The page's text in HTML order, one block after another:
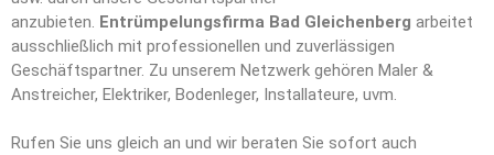
anzubieten. Entrümpelungsfirma Bad Gleichenberg arbeitet
ausschließlich mit professionellen und zuverlässigen
Geschäftspartner. Zu unserem Netzwerk gehören Maler &
Anstreicher, Elektriker, Bodenleger, Installateure, uvm.
Rufen Sie uns gleich an und wir beraten Sie sofort auch